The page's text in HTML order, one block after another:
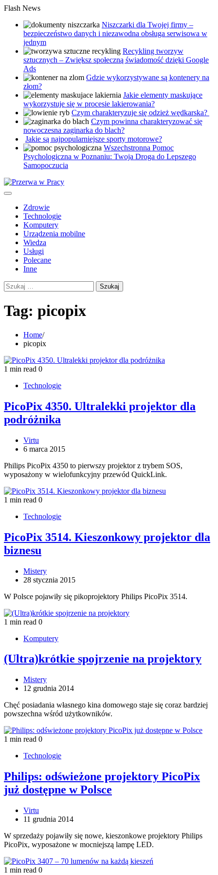
Skip
content
Flash News
Niszczarki dla Twojej firmy –
bezpieczeństwo danych i niezawodna obsługa serwisowa w
jednym
Recykling tworzyw
sztucznych – Zwiększ społeczną świadomość dzięki Google
Ads
Gdzie wykorzystywane są kontenery na
złom?
Jakie elementy maskujące
wykorzystuje się w procesie lakierowania?
Czym charakteryzuje się odzież wędkarska?
Czym powinna charakteryzować się
nowoczesna zaginarka do blach?
Jakie są najpopularniejsze sporty motorowe?
Wszechstronna Pomoc
Psychologiczna w Poznaniu: Twoja Droga do Lepszego
Samopoczucia
Zdrowie
Technologie
Komputery
Urządzenia mobilne
Wiedza
Usługi
Polecane
Inne
Szukaj:
Tag: picopix
Home
picopix
1 min read 0
Technologie
PicoPix 4350. Ultralekki projektor dla
podróżnika
Virtu
6 marca 2015
Philips PicoPix 4350 to pierwszy projektor z trybem SOS,
wyposażony w wielofunkcyjny przewód QuickLink.
1 min read 0
Technologie
PicoPix 3514. Kieszonkowy projektor dla
biznesu
Mistery
28 stycznia 2015
W Polsce pojawiły się pikoprojektory Philips PicoPix 3514.
1 min read 0
Komputery
(Ultra)krótkie spojrzenie na projektory
Mistery
12 grudnia 2014
Chęć posiadania własnego kina domowego staje się coraz bardziej
powszechna wśród użytkowników.
1 min read 0
Technologie
Philips: odświeżone projektory PicoPix
już dostępne w Polsce
Virtu
11 grudnia 2014
W sprzedaży pojawiły się nowe, kieszonkowe projektory Philips
PicoPix, wyposażone w mocniejszą lampę LED.
1 min read 0